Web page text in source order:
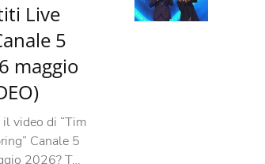
Live
5
maggio
video di “Tim
Canale 5
2026? T…